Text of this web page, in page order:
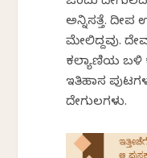
ಅನ್ನಿಸತ್ತೆ. ದೀಪ
ಮೇಲಿದ್ದವು.
ಕಲ್ಯಾಣಿಯ ಬಳಿ
ಇತಿಹಾಸ
ದೇಗುಲಗಳು.